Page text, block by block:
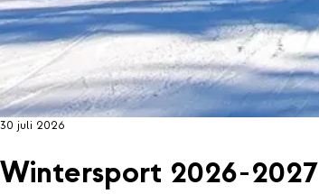
30 juli 2026
Wintersport 2026-2027